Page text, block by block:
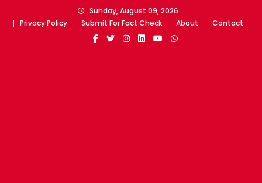
Sunday, August 09, 2026
Privacy Policy
Submit For Fact Check About Contact